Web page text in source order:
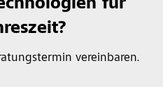
für
vereinbaren.